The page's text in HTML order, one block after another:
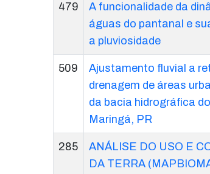
479
A funcionalidade da
águas do pantanal e
a pluviosidade
509
Ajustamento fluvial a
drenagem de áreas
da bacia hidrográfica
Maringá, PR
285
ANÁLISE DO USO E
DA TERRA